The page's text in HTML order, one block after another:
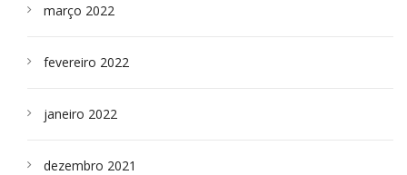
março 2022
fevereiro 2022
janeiro 2022
dezembro 2021